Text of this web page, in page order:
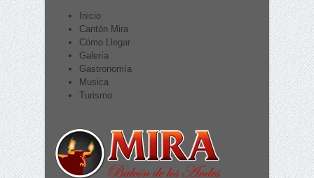
Inicio
Cantón Mira
Cómo Llegar
Galería
Gastronomía
Musica
Turismo